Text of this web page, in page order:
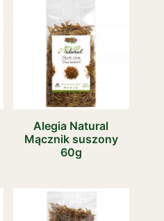
Alegia Natural
Mącznik suszony
60g